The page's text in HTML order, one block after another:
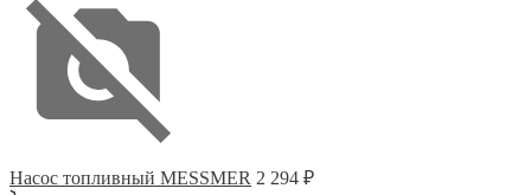
Насос топливный MESSMER 2 294 ₽